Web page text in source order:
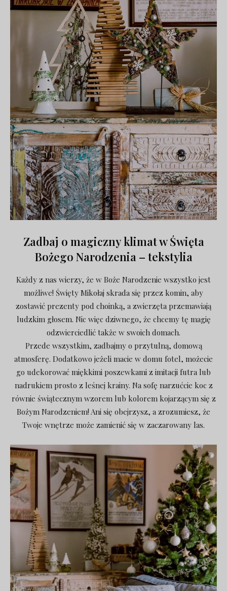
Zadbaj o magiczny klimat w Święta
Bożego Narodzenia – tekstylia
Każdy z nas wierzy, że w Boże Narodzenie wszystko jest
możliwe! Święty Mikołaj skrada się przez komin, aby
zostawić prezenty pod choinką, a zwierzęta przemawiają
ludzkim głosem. Nic więc dziwnego, że chcemy tę magię
odzwierciedlić także w swoich domach.
Przede wszystkim, zadbajmy o przytulną, domową
atmosferę. Dodatkowo jeżeli macie w domu fotel, możecie
go udekorować miękkimi poszewkami z imitacji futra lub
nadrukiem prosto z leśnej krainy. Na sofę narzućcie koc z
równie świątecznym wzorem lub kolorem kojarzącym się z
Bożym Narodzeniem! Ani się obejrzysz, a zrozumiesz, że
Twoje wnętrze może zamienić się w zaczarowany las.